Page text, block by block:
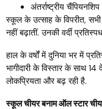
अंतर्राष्ट्रीय चैंपियनशिप
स्कूल के उत्साह के विपरीत,
नहीं बढ़ातीं. उनकी वर्दी
हाल के वर्षों में दुनिया भर में
भागीदारी के विस्तार के साथ
लोकप्रियता और बढ़ रही है.
स्कूल चीयर बनाम ऑल स्टार